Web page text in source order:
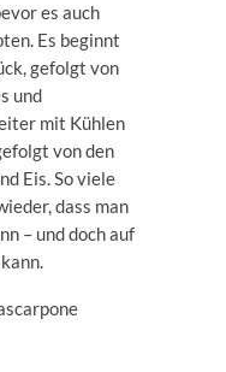
es auch
Es beginnt
gefolgt von
und
mit Kühlen
von den
Eis. So viele
dass man
– und doch auf